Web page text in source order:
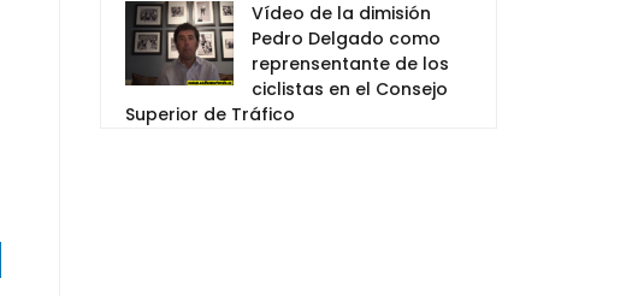
Vídeo de la dimisión
Pedro Delgado como
reprensentante de los
ciclistas en el Consejo
Superior de Tráfico